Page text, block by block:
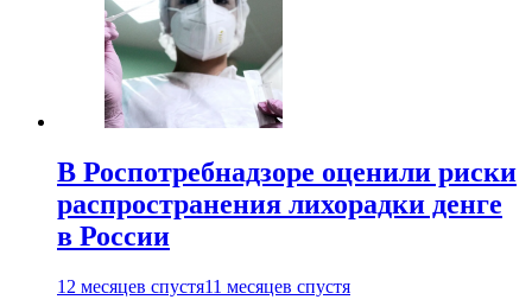
В Роспотребнадзоре оценили риски
распространения лихорадки денге
в России
12 месяцев спустя11 месяцев спустя